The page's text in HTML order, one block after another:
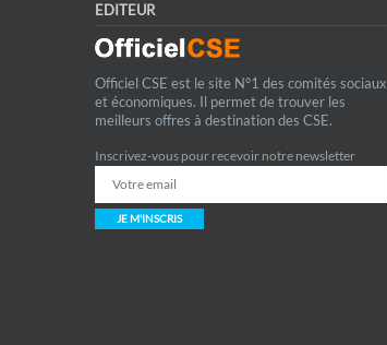
EDITEUR
Officiel CSE est le site N°1 des comités sociaux
et économiques. Il permet de trouver les
meilleurs offres à destination des CSE.
Inscrivez-vous pour recevoir notre newsletter
JE M'INSCRIS